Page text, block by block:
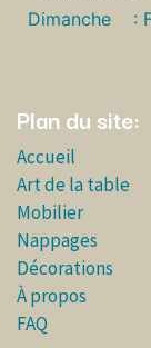
Dimanche :
Plan du site:
Accueil
Art de la table
Mobilier
Nappages
Décorations
À propos
FAQ